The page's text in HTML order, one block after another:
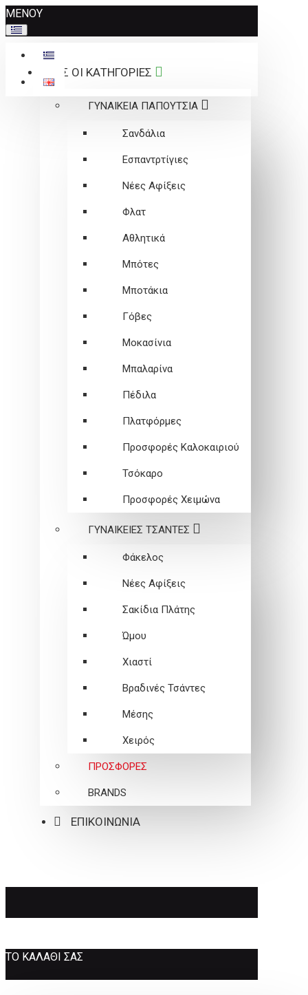
Σημείωση:
Αυτός
ο
ιστότοπος
περιλαμβάνει
ΜΕΝΟΥ
ΟΛΕΣ ΟΙ ΚΑΤΗΓΟΡΙΕΣ
ΓΥΝΑΙΚΕΙΑ ΠΑΠΟΥΤΣΙΑ
Σανδάλια
Εσπαντρτίγιες
Νέες Αφίξεις
Φλατ
Αθλητικά
Μπότες
Μποτάκια
Γόβες
Μοκασίνια
Μπαλαρίνα
Πέδιλα
Πλατφόρμες
Προσφορές Καλοκαιριού
Τσόκαρο
Προσφορές Χειμώνα
ΓΥΝΑΙΚΕΙEΣ ΤΣΑΝΤΕΣ
Φάκελος
Νέες Αφίξεις
Σακίδια Πλάτης
Ώμου
Χιαστί
Βραδινές Τσάντες
Μέσης
Χειρός
ΠΡΟΣΦΟΡΕΣ
BRANDS
ΕΠΙΚΟΙΝΩΝΙΑ
ΤΟ ΚΑΛΆΘΙ ΣΑΣ